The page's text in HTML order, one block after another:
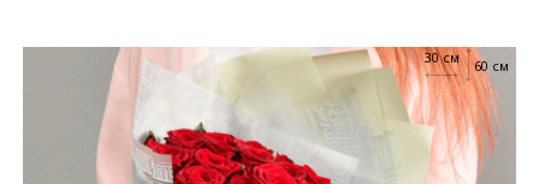
60 см
30 см